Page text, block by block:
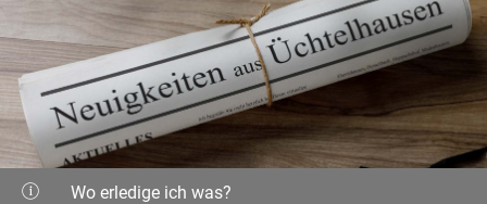
Wo erledige ich was?